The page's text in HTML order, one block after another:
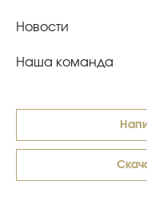
Новости
Наша команда